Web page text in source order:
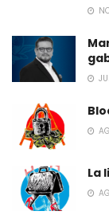
La